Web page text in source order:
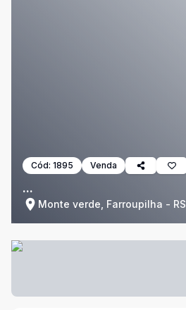
Cód: 1895 Venda
...
Monte verde, Farroupilha - RS